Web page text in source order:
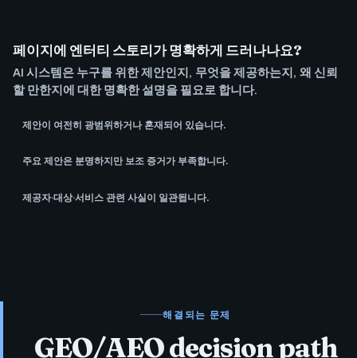
페이지에 엔터티 스토리가 명확하게 드러나나요?
AI 시스템은 누구를 위한 제안인지, 무엇을 제공하는지, 왜 신뢰
할 만한지에 대한 명확한 설명을 필요로 합니다.
제안이 여전히 광범위하거나 혼재되어 있습니다.
주요 제안은 분명하지만 보조 증거가 부족합니다.
제공자·대상·서비스 관련 사실이 일관됩니다.
해결되는 문제
GEO/AEO decision path